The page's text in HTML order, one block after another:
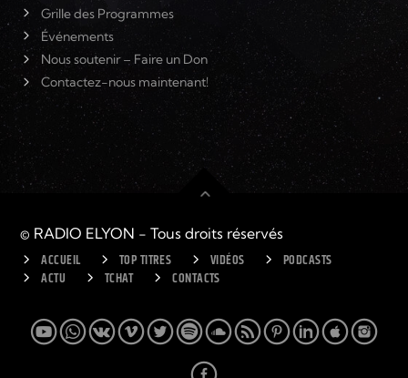
Grille des Programmes
Événements
Nous soutenir – Faire un Don
Contactez-nous maintenant!
© RADIO ELYON - Tous droits réservés
ACCUEIL TOP TITRES VIDÉOS
PODCASTS
ACTU
TCHAT CONTACTS